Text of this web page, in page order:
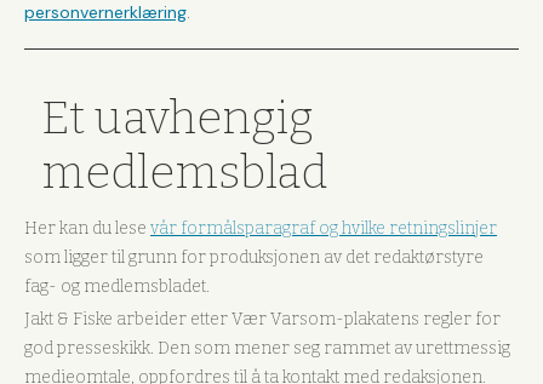
personvernerklæring.
Et uavhengig
medlemsblad
Her kan du lese vår formålsparagraf og hvilke retningslinjer
som ligger til grunn for produksjonen av det redaktørstyre
fag- og medlemsbladet.
Jakt & Fiske arbeider etter Vær Varsom-plakatens regler for
god presseskikk. Den som mener seg rammet av urettmessig
medieomtale, oppfordres til å ta kontakt med redaksjonen.